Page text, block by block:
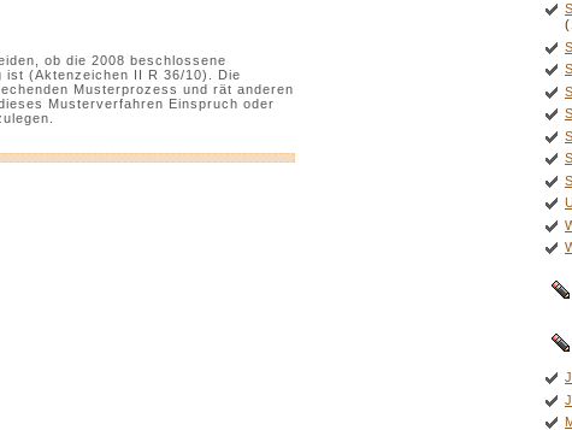
ob die 2008 beschlossene
ist (Aktenzeichen II R 36/10). Die
Musterprozess und rät anderen
Musterverfahren Einspruch oder